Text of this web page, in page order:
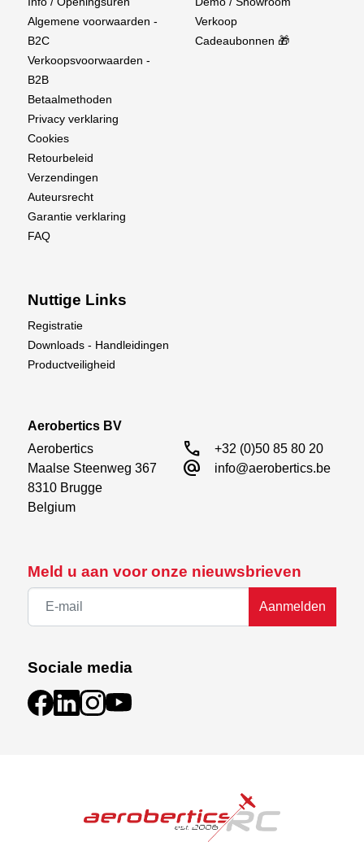
Meld u aan voor onze nieuwsbrieven
Aanmelden
Sociale media
Algemene voorwaarden -
B2C
Verkoopsvoorwaarden -
B2B
Betaalmethoden
Privacy verklaring
Cookies
Retourbeleid
Verzendingen
Auteursrecht
Garantie verklaring
FAQ
Verkoop
Cadeaubonnen 🎁
Nuttige Links
Registratie
Downloads - Handleidingen
Productveiligheid
Aerobertics BV
Aerobertics
Maalse Steenweg 367
8310 Brugge
Belgium
call +32 (0)50 85 80 20
alternate_email info@aerobertics.be